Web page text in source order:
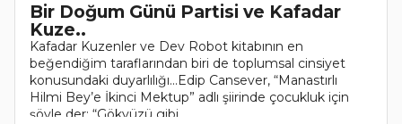
Bir Doğum Günü Partisi ve Kafadar
Kuze..
Kafadar Kuzenler ve Dev Robot kitabının en
beğendiğim taraflarından biri de toplumsal cinsiyet
konusundaki duyarlılığı...Edip Cansever, “Manastırlı
Hilmi Bey’e İkinci Mektup” adlı şiirinde çocukluk için
şöyle der: “Gökyüzü gibi..